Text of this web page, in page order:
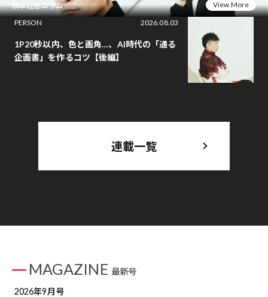
桝本壮志コラム
View More
PERSON
2026.08.03
1P20秒以内、色と画角…、AI時代の「通る
企画書」を作るコツ【後編】
連載一覧
MAGAZINE 最新号
2026年9月号